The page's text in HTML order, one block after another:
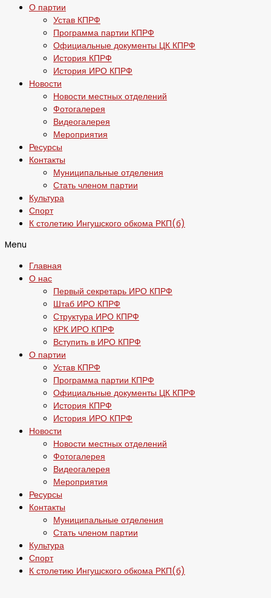
О партии
Устав КПРФ
Программа партии КПРФ
Официальные документы ЦК КПРФ
История КПРФ
История ИРО КПРФ
Новости
Новости местных отделений
Фотогалерея
Видеогалерея
Мероприятия
Ресурсы
Контакты
Муниципальные отделения
Стать членом партии
Культура
Спорт
К столетию Ингушского обкома РКП(б)
Menu
Главная
О нас
Первый секретарь ИРО КПРФ
Штаб ИРО КПРФ
Структура ИРО КПРФ
КРК ИРО КПРФ
Вступить в ИРО КПРФ
О партии
Устав КПРФ
Программа партии КПРФ
Официальные документы ЦК КПРФ
История КПРФ
История ИРО КПРФ
Новости
Новости местных отделений
Фотогалерея
Видеогалерея
Мероприятия
Ресурсы
Контакты
Муниципальные отделения
Стать членом партии
Культура
Спорт
К столетию Ингушского обкома РКП(б)